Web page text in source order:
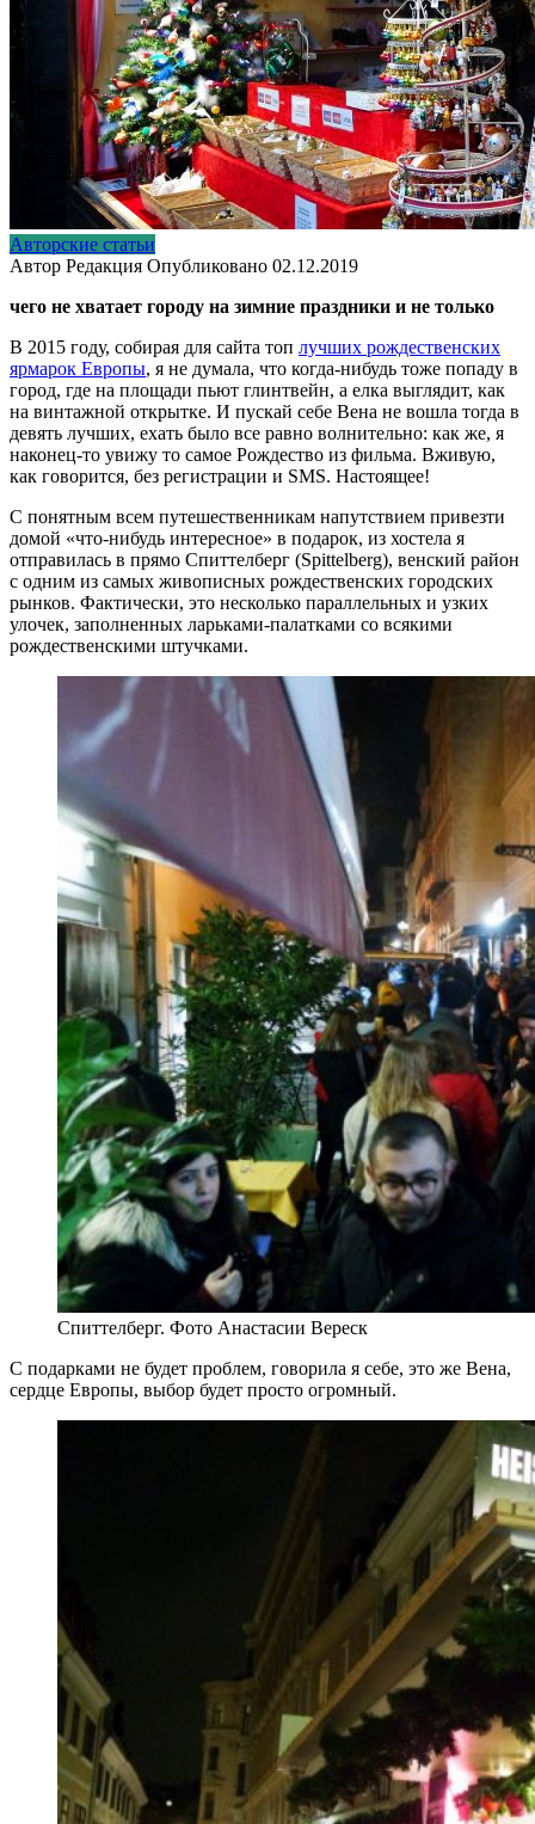
Авторские статьи
Автор Редакция Опубликовано 02.12.2019
чего не хватает городу на зимние праздники и не только
В 2015 году, собирая для сайта топ лучших рождественских
ярмарок Европы, я не думала, что когда-нибудь тоже попаду в
город, где на площади пьют глинтвейн, а елка выглядит, как
на винтажной открытке. И пускай себе Вена не вошла тогда в
девять лучших, ехать было все равно волнительно: как же, я
наконец-то увижу то самое Рождество из фильма. Вживую,
как говорится, без регистрации и SMS. Настоящее!
С понятным всем путешественникам напутствием привезти
домой «что-нибудь интересное» в подарок, из хостела я
отправилась в прямо Спиттелберг (Spittelberg), венский район
с одним из самых живописных рождественских городских
рынков. Фактически, это несколько параллельных и узких
улочек, заполненных ларьками-палатками со всякими
рождественскими штучками.
Спиттелберг. Фото Анастасии Вереск
С подарками не будет проблем, говорила я себе, это же Вена,
сердце Европы, выбор будет просто огромный.